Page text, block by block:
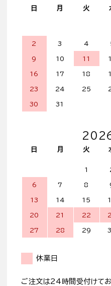
日 月 火
2 3 4
9 10 11
16 17 18
23 24 25
30 31
日 月 火
1
6 7 8
13 14 15
20 21 22
27 28 29
休業日
ご注文は24時間受付けてお